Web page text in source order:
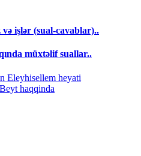
işlər (sual-cavablar)..
müxtəlif suallar..